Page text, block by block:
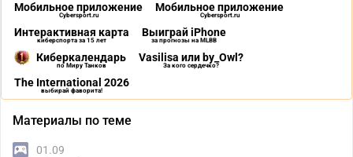
Мобильное приложение
Cybersport.ru
Мобильное приложение
Cybersport.ru
Интерактивная карта
киберспорта за 15 лет
Выиграй iPhone
за прогнозы на MLBB
Киберкалендарь
по Миру Танков
Vasilisa или by_Owl?
За кого сердечко?
The International 2026
выбирай фаворита!
Материалы по теме
01.09